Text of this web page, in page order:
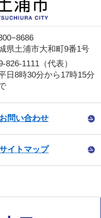
県土浦市大和町9番1号
826-1111（代表）
日8時30分から17時15分
お問い合わせ
イトマップ